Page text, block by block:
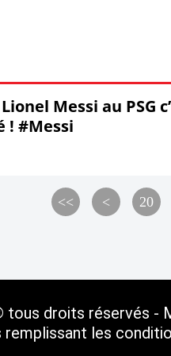
Lionel Messi au PSG
! #Messi
<< < 20
droits réservés -
remplissant les